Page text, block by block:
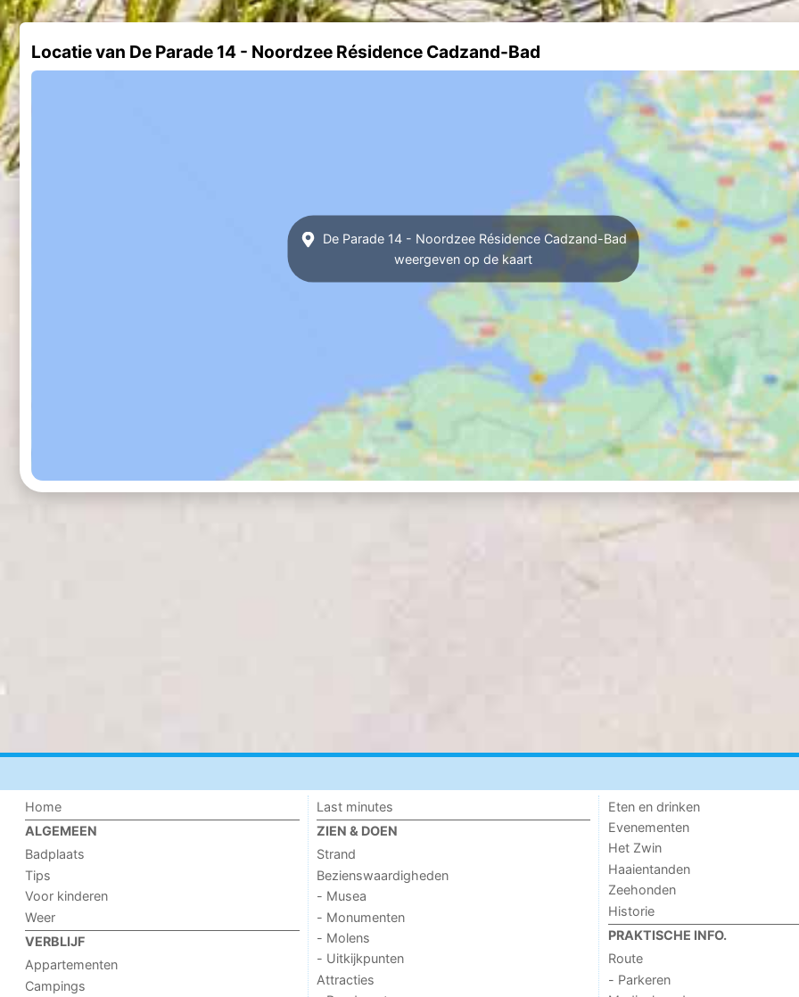
Locatie van De Parade 14 - Noordzee Résidence Cadzand-Bad
De Parade 14 - Noordzee Résidence Cadzand-Bad
weergeven op de kaart
Home
ALGEMEEN
Badplaats
Tips
Voor kinderen
Weer
VERBLIJF
Appartementen
Campings
Last minutes
ZIEN & DOEN
Strand
Bezienswaardigheden
- Musea
- Monumenten
- Molens
- Uitkijkpunten
Attracties
Eten en drinken
Evenementen
Het Zwin
Haaientanden
Zeehonden
Historie
PRAKTISCHE INFO.
Route
- Parkeren